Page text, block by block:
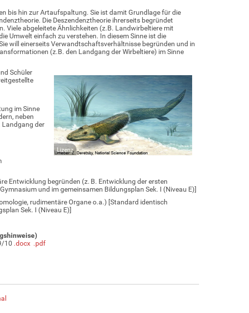
bis hin zur Artaufspaltung. Sie ist damit Grundlage für die
Die Deszendenztheorie ihrerseits begründet
abgeleitete Ähnlichkeiten (z.B. Landwirbeltiere mit
Umwelt einfach zu verstehen. In diesem Sinne ist die
will einerseits Verwandtschaftsverhältnisse begründen und in
(z.B. den Landgang der Wirbeltiere) im Sinne
Lizenz
Schüler
im Sinne
neben
Landgang der
Entwicklung begründen (z. B. Entwicklung der ersten
und im gemeinsamen Bildungsplan Sek. I (Niveau E)]
rudimentäre Organe o.a.) [Standard identisch
Sek. I (Niveau E)]
10 .docx .pdf